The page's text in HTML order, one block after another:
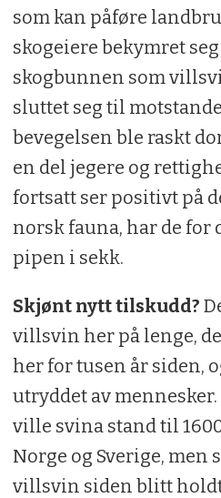
som kan påføre
skogeiere bekymret
skogbunnen som
sluttet seg til
bevegelsen ble raskt
en del jegere og
fortsatt ser positivt på
norsk fauna, har de for
pipen i sekk.
Skjønt nytt tilskudd?
villsvin her på lenge,
her for tusen år siden,
utryddet av
ville svina stand til
Norge og Sverige, men
villsvin siden blitt